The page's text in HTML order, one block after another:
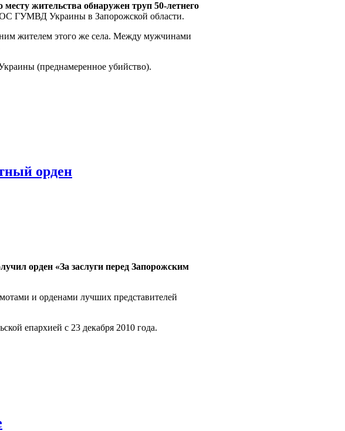
жительства обнаружен труп 50-летнего
ГУМВД Украины в Запорожской области.
жителем этого же села. Между мужчинами
(преднамеренное убийство).
орден
орден «За заслуги перед Запорожским
и орденами лучших представителей
епархией с 23 декабря 2010 года.